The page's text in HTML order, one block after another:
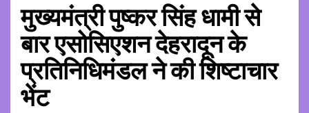
मुख्यमंत्री पुष्कर सिंह धामी से
बार एसोसिएशन देहरादून के
प्रतिनिधिमंडल ने की शिष्टाचार
भेंट